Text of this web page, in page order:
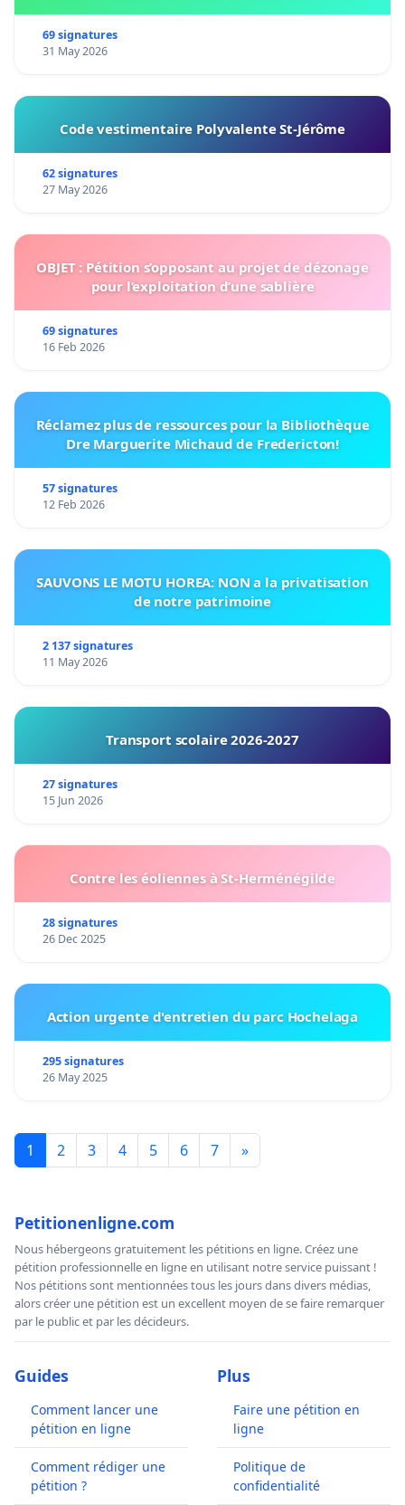
69 signatures
31 May 2026
Code vestimentaire Polyvalente St-Jérôme
62 signatures
27 May 2026
OBJET : Pétition s’opposant au projet de dézonage
pour l’exploitation d’une sablière
69 signatures
16 Feb 2026
Réclamez plus de ressources pour la Bibliothèque
Dre Marguerite Michaud de Fredericton!
57 signatures
12 Feb 2026
SAUVONS LE MOTU HOREA: NON a la privatisation
de notre patrimoine
2 137 signatures
11 May 2026
Transport scolaire 2026-2027
27 signatures
15 Jun 2026
Contre les éoliennes à St-Herménégilde
28 signatures
26 Dec 2025
Action urgente d'entretien du parc Hochelaga
295 signatures
26 May 2025
1 2 3 4 5 6 7 »
Petitionenligne.com
Nous hébergeons gratuitement les pétitions en ligne. Créez une
pétition professionnelle en ligne en utilisant notre service puissant !
Nos pétitions sont mentionnées tous les jours dans divers médias,
alors créer une pétition est un excellent moyen de se faire remarquer
par le public et par les décideurs.
Guides
Comment lancer une
pétition en ligne
Comment rédiger une
pétition ?
Plus
Faire une pétition en
ligne
Politique de
confidentialité